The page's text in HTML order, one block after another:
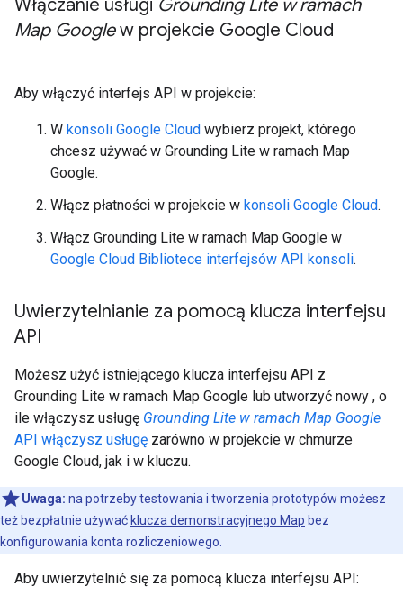
Włączanie usługi Grounding Lite w ramach
Map Googlew projekcie Google Cloud
Aby włączyć interfejs API w projekcie:
W konsoli Google Cloud wybierz projekt, którego
chcesz używać w Grounding Lite w ramach Map
Google.
Włącz płatności w projekcie w konsoli Google Cloud.
Włącz Grounding Lite w ramach Map Google w
Google Cloud Bibliotece interfejsów API konsoli.
Uwierzytelnianie za pomocą klucza interfejsu
API
Możesz użyć istniejącego klucza interfejsu API z
Grounding Lite w ramach Map Google lub utworzyć nowy , o
ile włączysz usługę Grounding Lite w ramach Map Google
API włączysz usługę zarówno w projekcie w chmurze
Google Cloud, jak i w kluczu.
Uwaga: na potrzeby testowania i tworzenia prototypów możesz
też bezpłatnie używać klucza demonstracyjnego Map bez
konfigurowania konta rozliczeniowego.
Aby uwierzytelnić się za pomocą klucza interfejsu API: